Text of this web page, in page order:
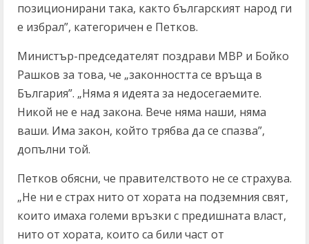
позиционирани така, както българският народ ги
е избрал”, категоричен е Петков.
Министър-председателят поздрави МВР и Бойко
Рашков за това, че „законността се връща в
България”. „Няма я идеята за недосегаемите.
Никой не е над закона. Вече няма наши, няма
ваши. Има закон, който трябва да се спазва”,
допълни той.
Петков обясни, че правителството не се страхува.
„Не ни е страх нито от хората на подземния свят,
които имаха големи връзки с предишната власт,
нито от хората, които са били част от